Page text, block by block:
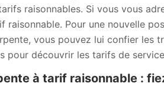
raisonnables. Si vous vous
raisonnable. Pour une nouvelle
vous pouvez lui confier les
pour découvrir les tarifs de
à tarif raisonnable :